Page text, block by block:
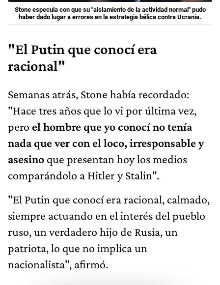
Stone especula con que su "aislamiento de la actividad normal" pudo
haber dado lugar a errores en la estrategia bélica contra Ucrania.
"El Putin que conocí era
racional"
Semanas atrás, Stone había recordado:
"Hace tres años que lo vi por última vez,
pero el hombre que yo conocí no tenía
nada que ver con el loco, irresponsable y
asesino que presentan hoy los medios
comparándolo a Hitler y Stalin".
"El Putin que conocí era racional, calmado,
siempre actuando en el interés del pueblo
ruso, un verdadero hijo de Rusia, un
patriota, lo que no implica un
nacionalista", afirmó.